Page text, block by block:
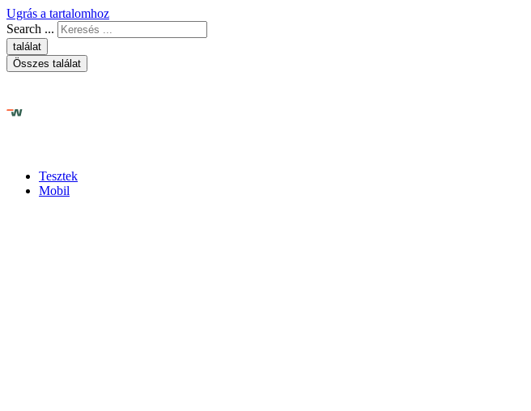
Ugrás a tartalomhoz
Search ...
találat
Összes találat
Tesztek
Mobil